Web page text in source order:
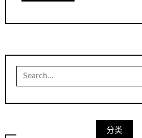
Search
for:
分类